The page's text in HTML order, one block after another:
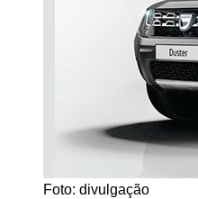
Foto: divulgação